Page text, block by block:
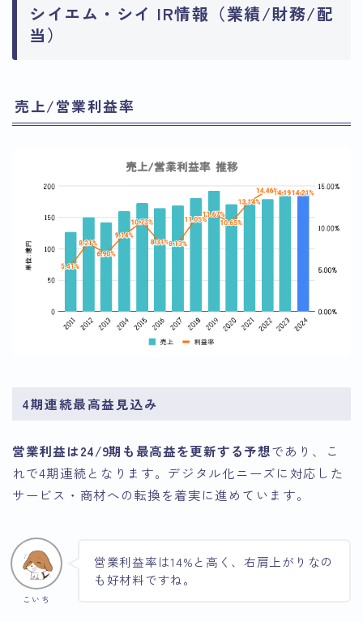
シイエム・シイ IR情報（業績/財務/配
当）
売上/営業利益率
4期連続最高益見込み
営業利益は24/9期も最高益を更新する予想であり、こ
れで4期連続となります。デジタル化ニーズに対応した
サービス・商材への転換を着実に進めています。
こいち
営業利益率は14%と高く、右肩上がりなの
も好材料ですね。